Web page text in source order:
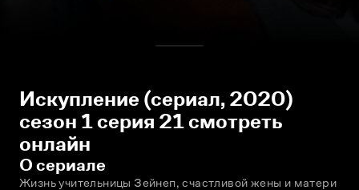
Искупление (сериал, 2020)
сезон 1 серия 21 смотреть
онлайн
О сериале
Жизнь учительницы Зейнеп, счастливой жены и матери